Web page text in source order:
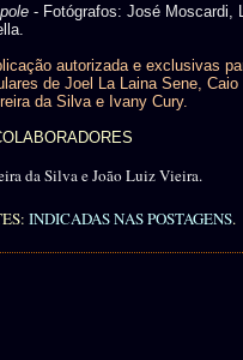
- Fotógrafos: José Moscardi,
autorizada e exclusivas
de Joel La Laina Sene, Caio
da Silva e Ivany Cury.
da Silva e João Luiz Vieira.
INDICADAS NAS POSTAGENS.